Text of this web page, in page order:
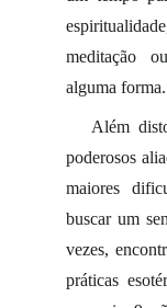
meditação
alguma forma.
Além
poderosos
maiores
buscar um
vezes,
práticas